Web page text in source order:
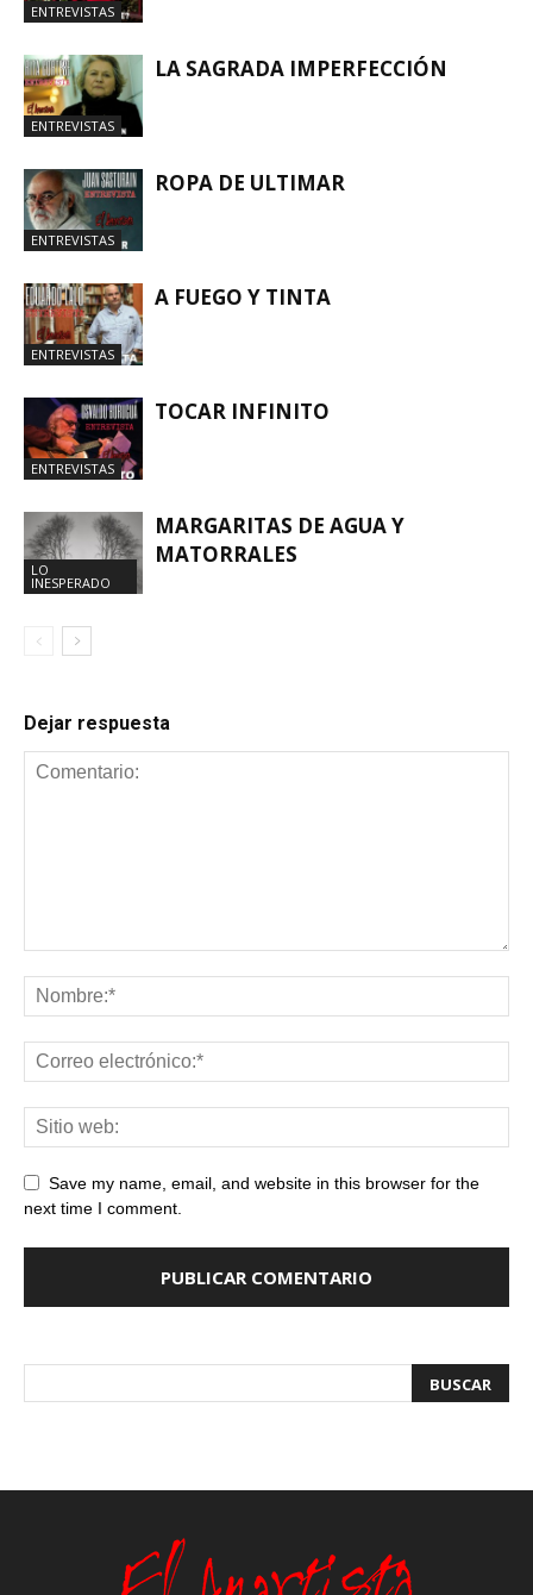
ENTREVISTAS
ENTREVISTAS
LA SAGRADA IMPERFECCIÓN
ENTREVISTAS
ROPA DE ULTIMAR
ENTREVISTAS
A FUEGO Y TINTA
ENTREVISTAS
TOCAR INFINITO
LO
INESPERADO
MARGARITAS DE AGUA Y
MATORRALES
Dejar respuesta
Save my name, email, and website in this browser for the
next time I comment.